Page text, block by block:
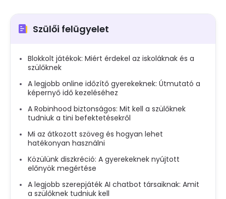
Szülői felügyelet
Blokkolt játékok: Miért érdekel az iskoláknak és a
szülőknek
A legjobb online időzítő gyerekeknek: Útmutató a
képernyő idő kezeléséhez
A Robinhood biztonságos: Mit kell a szülőknek
tudniuk a tini befektetésekről
Mi az átkozott szöveg és hogyan lehet
hatékonyan használni
Közülünk diszkréció: A gyerekeknek nyújtott
előnyök megértése
A legjobb szerepjáték AI chatbot társaiknak: Amit
a szülőknek tudniuk kell